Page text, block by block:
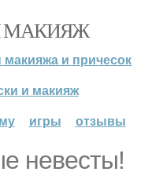
МАКИЯЖ
и причесок
и макияж
игры отзывы
невесты!